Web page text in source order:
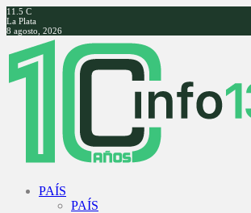
11.5 C
La Plata
8 agosto, 2026
Facebook
Twitter
Instagram
Youtube
PAÍS
PAÍS